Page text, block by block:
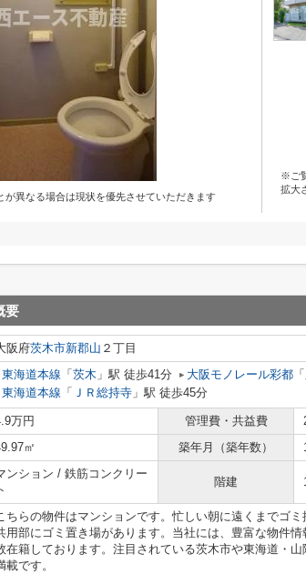
異なる場合は現状を優先させていただきます
※ご
拡大
要
阪府茨木市新郡山 ２丁目
東海道本線 「 茨木 」駅 徒歩41分 大阪モノレール彩都 「
東海道本線 「 ＪＲ総持寺 」駅 徒歩45分
万円 管理費・共益費
㎡ 築年月（築年数）
ンション / 鉄筋コンクリー
階建
ちらの物件はマンションです。忙しい朝に遠くまでゴミ
用部にゴミ置き場があります。当社には、豊富な物件
在籍しております。注目されている茨木市や東海道・
載です。